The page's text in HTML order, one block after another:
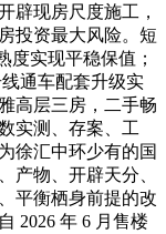
辟现房尺度施工，
投资最大风险。短
度实现平稳保值；
通车配套升级实
高层三房，二手畅
实测、存案、工
徐汇中环少有的国
产物、开辟天分、
平衡栖身前提的改
2026 年 6 月售楼